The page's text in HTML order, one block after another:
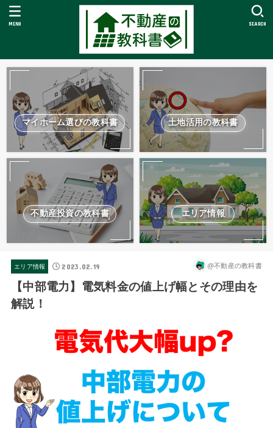
SEARCH
MENU
マイホーム選びの教科書 土地活用の教科書
不動産投資の教科書 エリア情報
エリア情報 2023.02.19 @不動産の教科書
【中部電力】電気料金の値上げ幅とその理由を
解説！